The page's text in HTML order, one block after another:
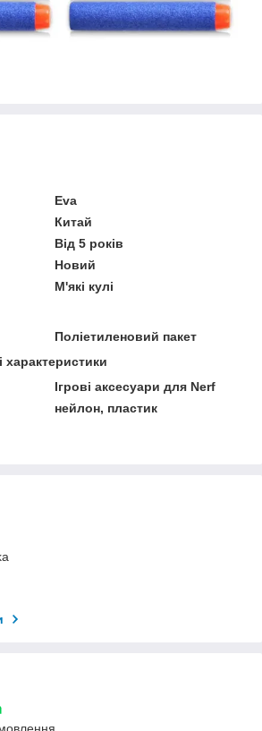
Eva
Китай
Від 5 років
Новий
М'які кулі
Поліетиленовий пакет
характеристики
Ігрові аксесуари для Nerf
нейлон, пластик